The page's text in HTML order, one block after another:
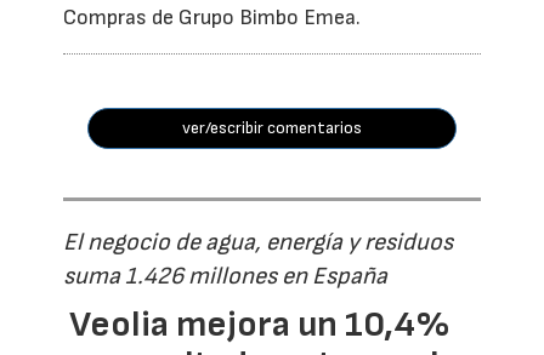
Compras de Grupo Bimbo Emea.
ver/escribir comentarios
El negocio de agua, energía y residuos
suma 1.426 millones en España
Veolia mejora un 10,4%